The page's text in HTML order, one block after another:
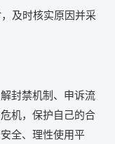
及时核实原因并采
封禁机制、申诉流
机，保护自己的合
全、理性使用平